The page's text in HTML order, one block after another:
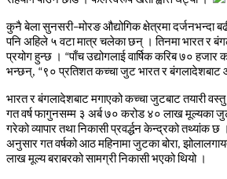
कुनैबेलासुनसरी–मोरङऔद्योगिकक्षेत्रमादर्जनभन्दा
पनिअहिले ५ वटामात्रचलेकाछन् । तिनमाभारतर
प्रयोगहुन्छ । “पाँचउद्योगलाईवार्षिककरिब७० हजार
भन्छन्, “ ९० प्रतिशतकच्चाजुटभारतरबंगलादेशबाट
भारतरबंगलादेशबाटमगाएकोकच्चाजुटबाटतयारीवस्तु
गतवर्षफागुनसम्म ३ अर्ब७० करोड ४० लाखमूल्यका
गरेकोव्यापारतथानिकासीप्रवर्द्धनकेन्द्रकोतथ्यांकछ ।
अनुसारगतवर्षकोआठमहिनामाजुटकाबोरा,
लाखमूल्यबराबरकोसामग्रीनिकासीभएकोथियो ।